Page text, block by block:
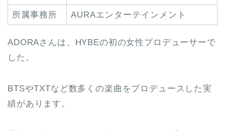
所属事務所 AURAエンターテインメント
ADORAさんは、HYBEの初の女性プロデューサーで
した。
BTSやTXTなど数多くの楽曲をプロデュースした実
績があります。